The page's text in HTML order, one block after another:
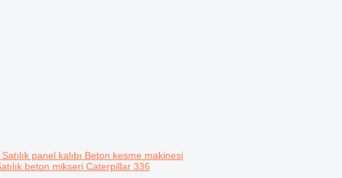
Satılık panel kalıbı Beton kesme makinesi
beton mikseri Caterpillar 336